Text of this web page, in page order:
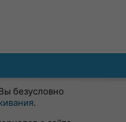
безусловно
.